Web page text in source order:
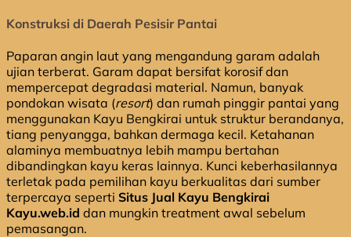
Konstruksi di Daerah Pesisir Pantai
Paparan angin laut yang mengandung garam adalah
ujian terberat. Garam dapat bersifat korosif dan
mempercepat degradasi material. Namun, banyak
pondokan wisata (resort) dan rumah pinggir pantai yang
menggunakan Kayu Bengkirai untuk struktur berandanya,
tiang penyangga, bahkan dermaga kecil. Ketahanan
alaminya membuatnya lebih mampu bertahan
dibandingkan kayu keras lainnya. Kunci keberhasilannya
terletak pada pemilihan kayu berkualitas dari sumber
terpercaya seperti Situs Jual Kayu Bengkirai
Kayu.web.id dan mungkin treatment awal sebelum
pemasangan.